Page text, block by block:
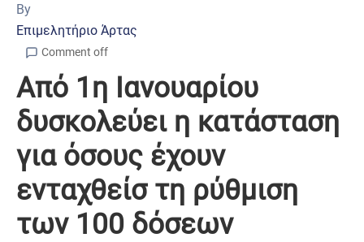
By
Επιμελητήριο Άρτας
Comment off
Από 1η Ιανουαρίου
δυσκολεύει η κατάσταση
για όσους έχουν
ενταχθείσ τη ρύθμιση
των 100 δόσεων